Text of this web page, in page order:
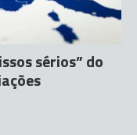
sérios” do